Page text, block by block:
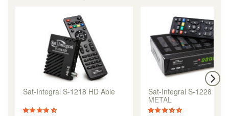
Sat-Integral S-1218 HD Able
Sat-Integral S-1228 HD
METAL